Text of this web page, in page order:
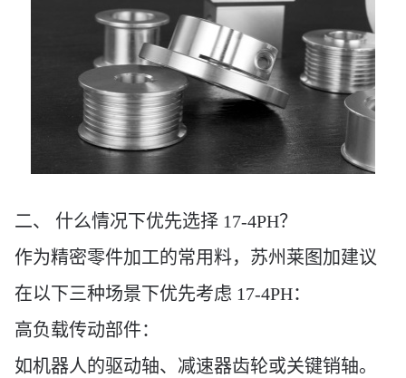
二、 什么情况下优先选择 17-4PH？
作为精密零件加工的常用料，苏州莱图加建议
在以下三种场景下优先考虑 17-4PH：
高负载传动部件：
如机器人的驱动轴、减速器齿轮或关键销轴。